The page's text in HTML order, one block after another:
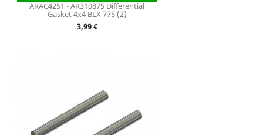
ARAC4251 - AR310875 Differential
Gasket 4x4 BLX 775 (2)
Prix
3,99 €